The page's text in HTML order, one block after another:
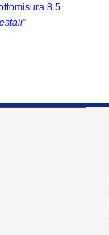
8.5
”